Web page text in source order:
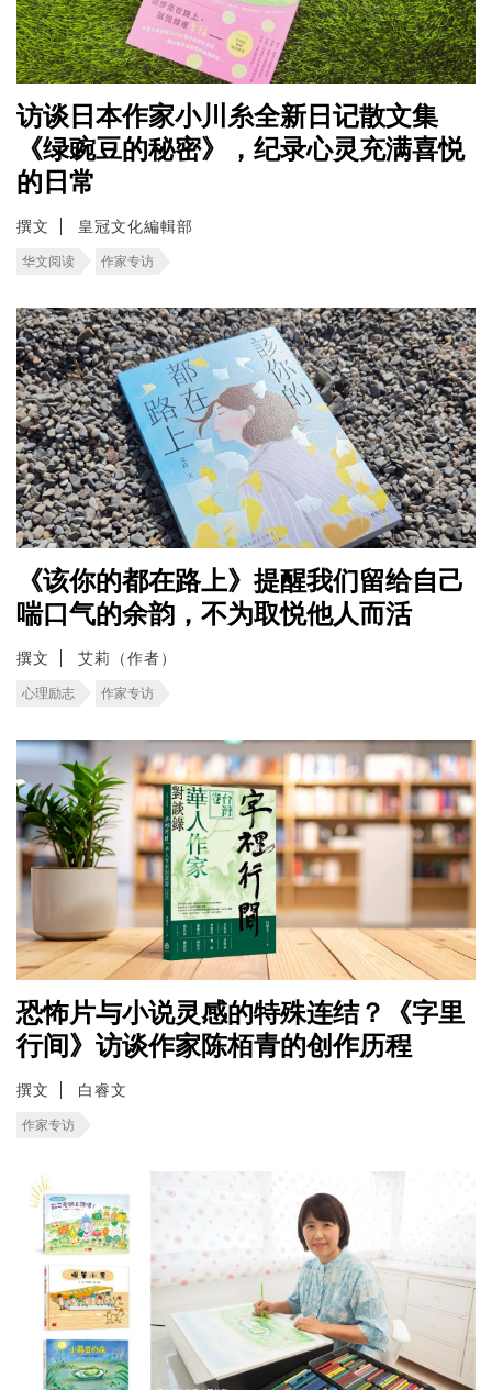
访谈日本作家小川糸全新日记散文集
《绿豌豆的秘密》，纪录心灵充满喜悦
的日常
撰文 皇冠文化編輯部
华文阅读 作家专访
《该你的都在路上》提醒我们留给自己
喘口气的余韵，不为取悦他人而活
撰文 艾莉（作者）
心理励志 作家专访
恐怖片与小说灵感的特殊连结？《字里
行间》访谈作家陈栢青的创作历程
撰文 白睿文
作家专访